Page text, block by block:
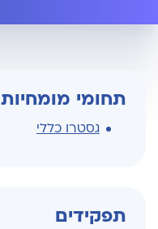
תחומי מומחיות
גסטרו כללי
תפקידים